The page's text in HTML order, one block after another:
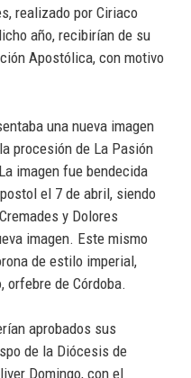
realizado por Ciriaco
año, recibirían de su
Apostólica, con motivo
una nueva imagen
procesión de La Pasión
imagen fue bendecida
el 7 de abril, siendo
y Dolores
imagen. Este mismo
de estilo imperial,
orfebre de Córdoba.
aprobados sus
de la Diócesis de
Domingo, con el